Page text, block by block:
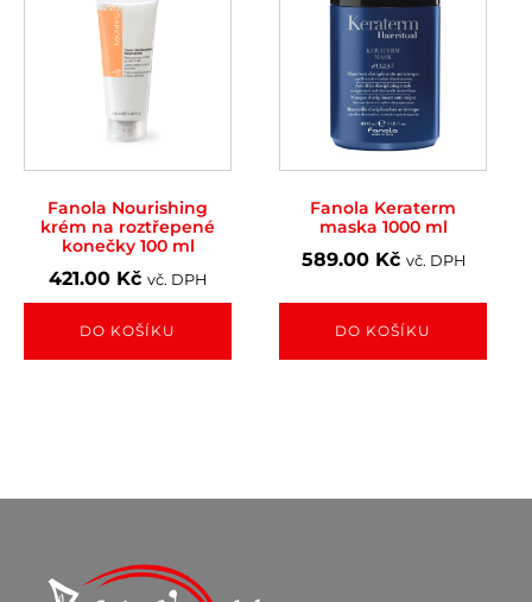
Fanola Nourishing
krém na roztřepené
konečky 100 ml
421.00 Kč vč. DPH
DO KOŠÍKU
Fanola Keraterm
maska 1000 ml
589.00 Kč vč. DPH
DO KOŠÍKU